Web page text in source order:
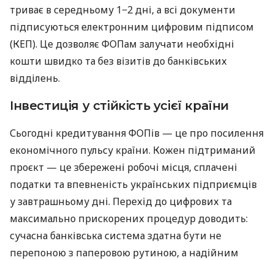
триває в середньому 1−2 дні, а всі документи
підписуються електронним цифровим підписом
(КЕП). Це дозволяє ФОПам залучати необхідні
кошти швидко та без візитів до банківських
відділень.
Інвестиція у стійкість усієї країни
Сьогодні кредитування ФОПів — це про посилення
економічного пульсу країни. Кожен підтриманий
проєкт — це збережені робочі місця, сплачені
податки та впевненість українських підприємців
у завтрашньому дні. Перехід до цифрових та
максимально прискорених процедур доводить:
сучасна банківська система здатна бути не
перепоною з паперовою рутиною, а надійним